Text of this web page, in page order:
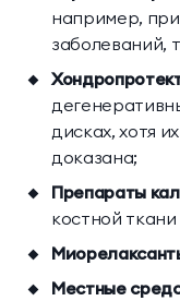
например,
заболеваний,
дисках, хотя
доказана;
Препараты
костной
Местные